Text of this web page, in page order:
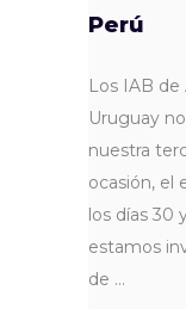
Perú
Los IAB de
Uruguay
nuestra
ocasión, el
los días 30
estamos
de